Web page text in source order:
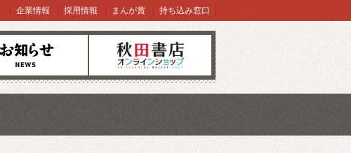
オンラインショップ
企業情報 採用情報 まんが賞 持ち込み窓口